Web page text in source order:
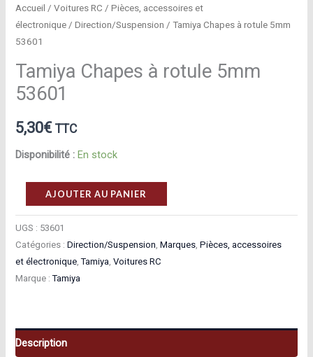
Accueil /Voitures RC /Pièces, accessoires et
électronique /Direction/Suspension / Tamiya Chapes à rotule 5mm
53601
Tamiya Chapes à rotule 5mm
53601
5,30€ TTC
Disponibilité : En stock
quantité
de
Tamiya
Chapes
à
rotule
AJOUTER AU PANIER
UGS : 53601
Catégories :Direction/Suspension,Marques,Pièces, accessoires
et électronique,Tamiya,Voitures RC
Marque :Tamiya
Description